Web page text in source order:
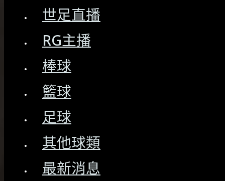
服務條款
隱私權政策
Copyright © 2026 RG富遊體育直播 – 免費線上看. All rights reserved.
世足直播
RG主播
棒球
籃球
足球
其他球類
最新消息